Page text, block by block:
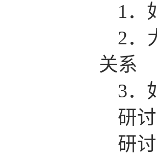
1 ．
2．
关系
3．
研
研